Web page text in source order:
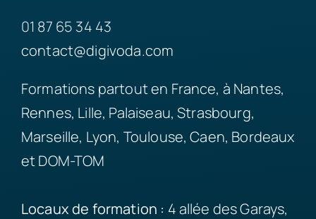
01 87 65 34 43
contact@digivoda.com
Formations partout en France, à Nantes,
Rennes, Lille, Palaiseau, Strasbourg,
Marseille, Lyon, Toulouse, Caen, Bordeaux
et DOM-TOM
Locaux de formation : 4 allée des Garays,